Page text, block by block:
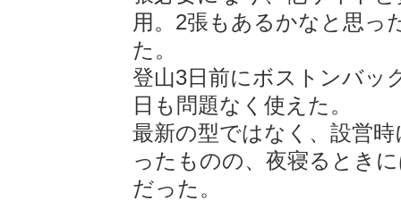
用。2張もあるかなと思っ
た。
登山3日前にボストンバッ
日も問題なく使えた。
最新の型ではなく、設営
ったものの、夜寝るとき
だった。